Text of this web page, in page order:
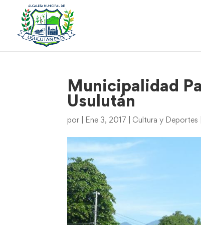
Municipalidad
Usulután
por Ene 3, 2017 Cultura y Deportes